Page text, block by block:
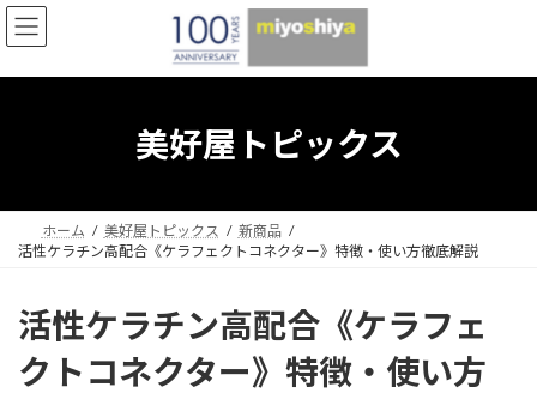
コ
ン
ン
ナ
ビ
ー
美好屋トピックス
ホーム 美好屋トピックス
新商品
活性ケラチン高配合《ケラフェクトコネクター》特徴・使い方徹底解説
活性ケラチン高配合《ケラフェ
クトコネクター》特徴・使い方